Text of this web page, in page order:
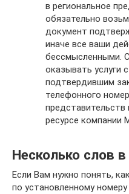
в региональное
обязательно
документ
иначе все ваши
бессмысленными.
оказывать услуги
подтвердившим
телефонного
ресурсе компании
Несколько слов
Если Вам нужно понять,
по установленному